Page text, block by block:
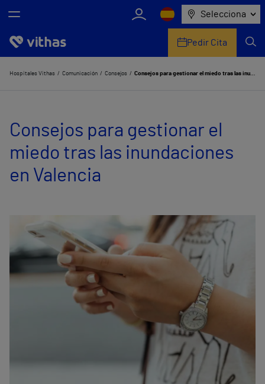
Selecciona
Nosotros
Servicios de salud
Equipo médico y asistencial
Comunicación
Pedir Cita
Hospitales Vithas Comunicación Consejos Consejos para gestionar el miedo tras las inundaciones en Valencia
Consejos para gestionar el
miedo tras las inundaciones
en Valencia